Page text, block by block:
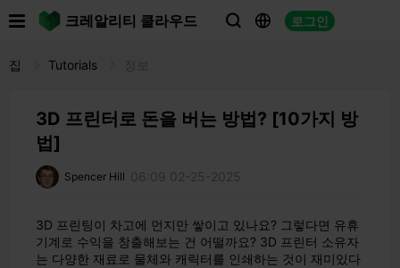
크레알리티 클라우드   로그인
집 Tutorials
3D 프린터로 돈을 버는 방법? [10가지 방
법]
Spencer Hill 06:09 02-25-2025
3D 프린팅이 차고에 먼지만 쌓이고 있나요? 그렇다면 유휴
기계로 수익을 창출해보는 건 어떨까요? 3D 프린터 소유자
는 다양한 재료로 물체와 캐릭터를 인쇄하는 것이 재미있다